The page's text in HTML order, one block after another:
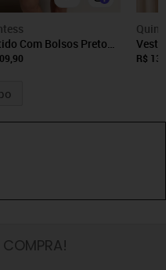
Com Bolsos Preto
R$
COMPRA!